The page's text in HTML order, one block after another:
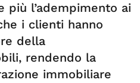
più l’adempimento ai
i clienti hanno
della
rendendo la
immobiliare